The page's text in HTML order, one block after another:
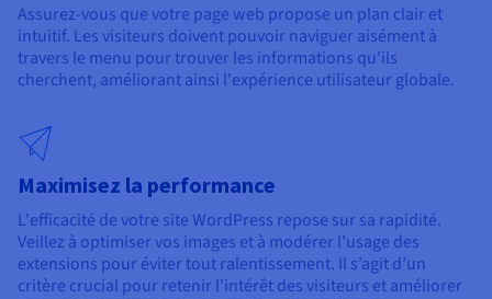
Assurez-vous que votre page web propose un plan clair et
intuitif. Les visiteurs doivent pouvoir naviguer aisément à
travers le menu pour trouver les informations qu'ils
cherchent, améliorant ainsi l'expérience utilisateur globale.
Maximisez la performance
L'efficacité de votre site WordPress repose sur sa rapidité.
Veillez à optimiser vos images et à modérer l'usage des
extensions pour éviter tout ralentissement. Il s’agit d’un
critère crucial pour retenir l'intérêt des visiteurs et améliorer